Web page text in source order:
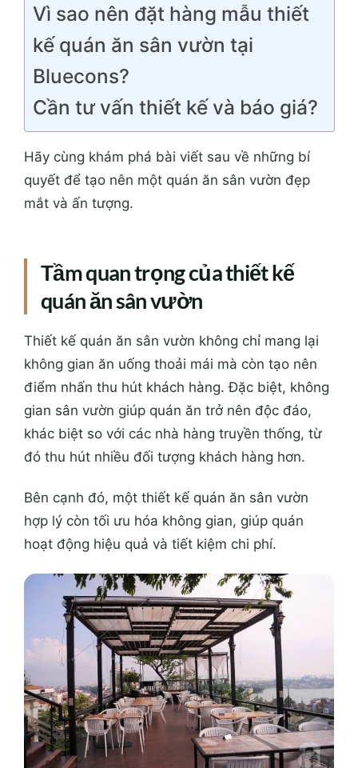
Vì sao nên đặt hàng mẫu thiết
kế quán ăn sân vườn tại
Bluecons?
Cần tư vấn thiết kế và báo giá?
Hãy cùng khám phá bài viết sau về những bí
quyết để tạo nên một quán ăn sân vườn đẹp
mắt và ấn tượng.
Tầm quan trọng của thiết kế
quán ăn sân vườn
Thiết kế quán ăn sân vườn không chỉ mang lại
không gian ăn uống thoải mái mà còn tạo nên
điểm nhấn thu hút khách hàng. Đặc biệt, không
gian sân vườn giúp quán ăn trở nên độc đáo,
khác biệt so với các nhà hàng truyền thống, từ
đó thu hút nhiều đối tượng khách hàng hơn.
Bên cạnh đó, một thiết kế quán ăn sân vườn
hợp lý còn tối ưu hóa không gian, giúp quán
hoạt động hiệu quả và tiết kiệm chi phí.